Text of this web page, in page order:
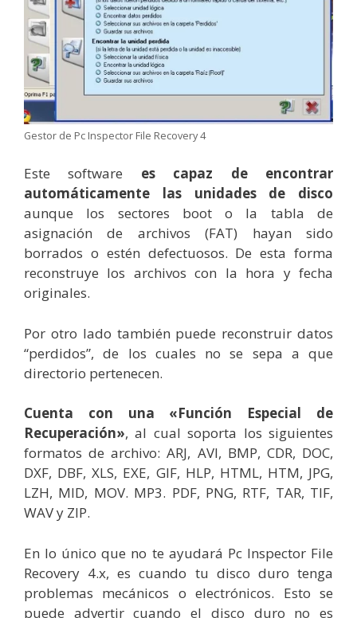
Gestor de Pc Inspector File Recovery 4
Este software es capaz de encontrar
automáticamente las unidades de disco
aunque los sectores boot o la tabla de
asignación de archivos (FAT) hayan sido
borrados o estén defectuosos. De esta forma
reconstruye los archivos con la hora y fecha
originales.
Por otro lado también puede reconstruir datos
“perdidos”, de los cuales no se sepa a que
directorio pertenecen.
Cuenta con una «Función Especial de
Recuperación», al cual soporta los siguientes
formatos de archivo: ARJ, AVI, BMP, CDR, DOC,
DXF, DBF, XLS, EXE, GIF, HLP, HTML, HTM, JPG,
LZH, MID, MOV. MP3. PDF, PNG, RTF, TAR, TIF,
WAV y ZIP.
En lo único que no te ayudará Pc Inspector File
Recovery 4.x, es cuando tu disco duro tenga
problemas mecánicos o electrónicos. Esto se
puede advertir cuando el disco duro no es